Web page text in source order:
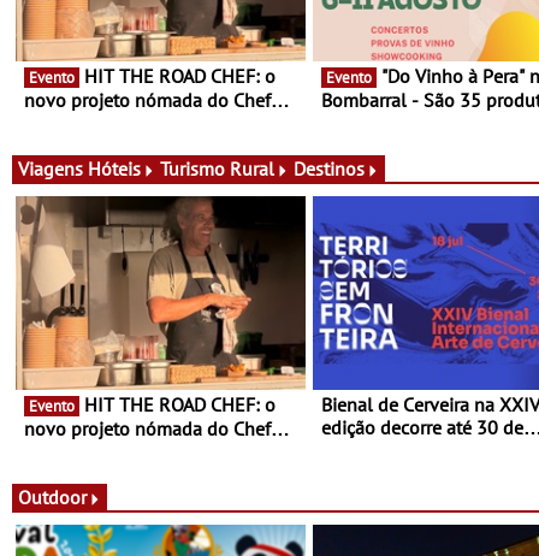
Evento
novo projeto nómada do Chef
que percorre Portugal
Evento
Bombarral - São 35
Viagens Hóteis Turismo Rural Destinos
Evento
novo projeto nómada do Chef
que percorre Portugal
Bienal de Cerveira na XXIV
edição decorre até 30 de
Outdoor